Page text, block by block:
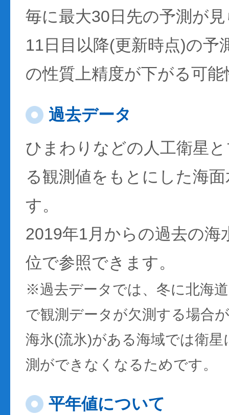
毎に最大30日先の予測が
11日目以降(更新時点)の予
の性質上精度が下がる可
過去データ
ひまわりなどの人工衛星
る観測値をもとにした海
す。
2019年1月からの過去の海
位で参照できます。
※過去データでは、冬に北海
で観測データが欠測する場合
海氷(流氷)がある海域では衛
測ができなくなるためです。
平年値について